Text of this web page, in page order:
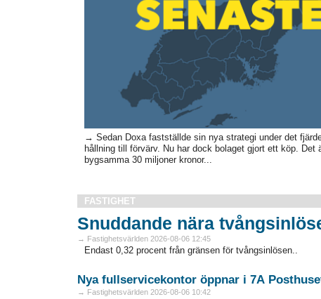
→ Sedan Doxa fastställde sin nya strategi under det
hållning till förvärv. Nu har dock bolaget gjort ett köp.
bygsamma 30 miljoner kronor...
FASTIGHET
Snuddande nära
→ Fastighetsvärlden 2026-08-06 12:45
Endast 0,32 procent från gränsen för tvångsinlösen..
Nya fullservicekontor öppnar i 7A
→ Fastighetsvärlden 2026-08-06 10:42